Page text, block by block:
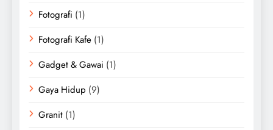
Fotografi (1)
Fotografi Kafe (1)
Gadget & Gawai (1)
Gaya Hidup (9)
Granit (1)